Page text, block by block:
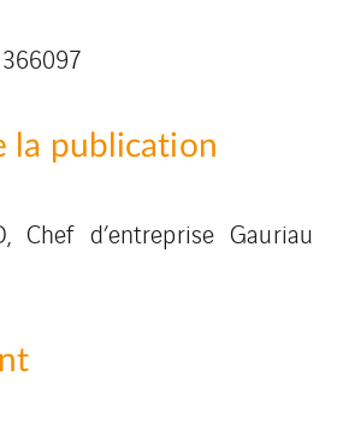
la publication
Chef d’entreprise Gauriau